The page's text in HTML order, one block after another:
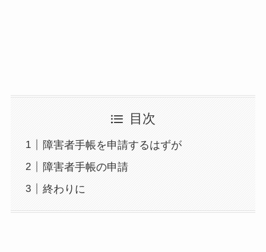
目次
障害者手帳を申請するはずが
障害者手帳の申請
終わりに